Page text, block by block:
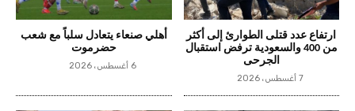
ارتفاع عدد قتلى الطوارئ إلى أكثر
من 400 والسعودية ترفض استقبال
الجرحى
7 أغسطس، 2026
أهلي صنعاء يتعادل سلباً مع شعب
حضرموت
6 أغسطس، 2026